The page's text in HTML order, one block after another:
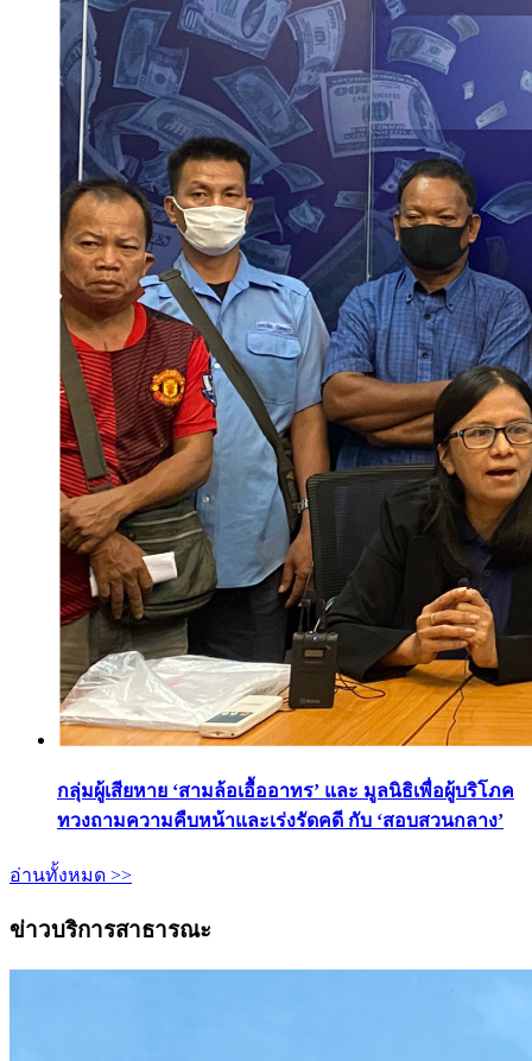
กลุ่มผู้เสียหาย ‘สามล้อเอื้ออาทร’ และ มูลนิธิเพื่อผู้บริโภค
ทวงถามความคืบหน้าและเร่งรัดคดี กับ ‘สอบสวนกลาง’
อ่านทั้งหมด >>
ข่าวบริการสาธารณะ